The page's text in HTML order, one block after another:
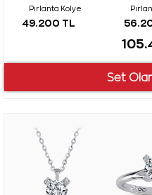
Pırlanta Kolye
49.200 TL